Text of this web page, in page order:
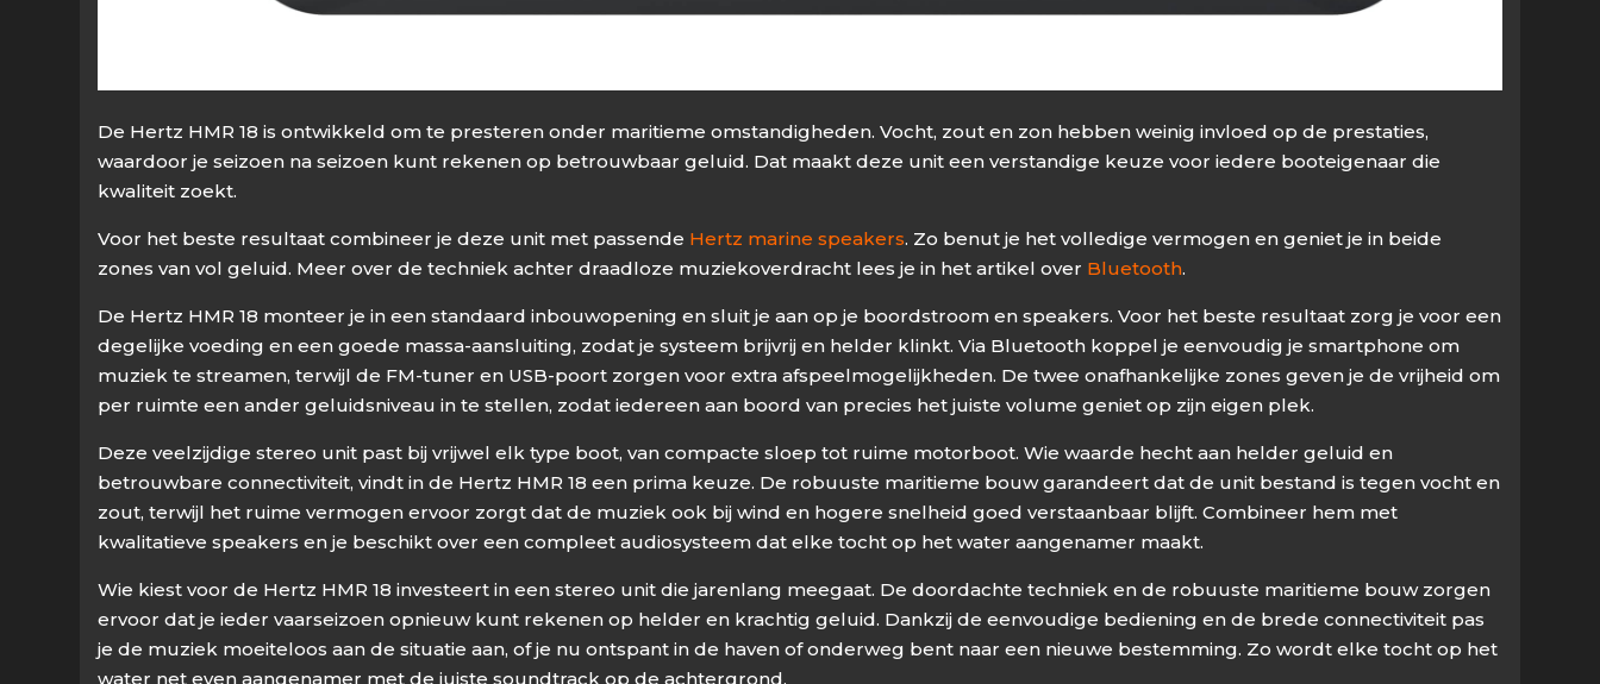
De Hertz HMR 18 is ontwikkeld om te presteren onder maritieme omstandigheden. Vocht, zout en zon hebben weinig invloed op de prestaties,
waardoor je seizoen na seizoen kunt rekenen op betrouwbaar geluid. Dat maakt deze unit een verstandige keuze voor iedere booteigenaar die
kwaliteit zoekt.
Voor het beste resultaat combineer je deze unit met passende Hertz marine speakers. Zo benut je het volledige vermogen en geniet je in beide
zones van vol geluid. Meer over de techniek achter draadloze muziekoverdracht lees je in het artikel over Bluetooth.
De Hertz HMR 18 monteer je in een standaard inbouwopening en sluit je aan op je boordstroom en speakers. Voor het beste resultaat zorg je voor een
degelijke voeding en een goede massa-aansluiting, zodat je systeem brijvrij en helder klinkt. Via Bluetooth koppel je eenvoudig je smartphone om
muziek te streamen, terwijl de FM-tuner en USB-poort zorgen voor extra afspeelmogelijkheden. De twee onafhankelijke zones geven je de vrijheid om
per ruimte een ander geluidsniveau in te stellen, zodat iedereen aan boord van precies het juiste volume geniet op zijn eigen plek.
Deze veelzijdige stereo unit past bij vrijwel elk type boot, van compacte sloep tot ruime motorboot. Wie waarde hecht aan helder geluid en
betrouwbare connectiviteit, vindt in de Hertz HMR 18 een prima keuze. De robuuste maritieme bouw garandeert dat de unit bestand is tegen vocht en
zout, terwijl het ruime vermogen ervoor zorgt dat de muziek ook bij wind en hogere snelheid goed verstaanbaar blijft. Combineer hem met
kwalitatieve speakers en je beschikt over een compleet audiosysteem dat elke tocht op het water aangenamer maakt.
Wie kiest voor de Hertz HMR 18 investeert in een stereo unit die jarenlang meegaat. De doordachte techniek en de robuuste maritieme bouw zorgen
ervoor dat je ieder vaarseizoen opnieuw kunt rekenen op helder en krachtig geluid. Dankzij de eenvoudige bediening en de brede connectiviteit pas
je de muziek moeiteloos aan de situatie aan, of je nu ontspant in de haven of onderweg bent naar een nieuwe bestemming. Zo wordt elke tocht op het
water net even aangenamer met de juiste soundtrack op de achtergrond.